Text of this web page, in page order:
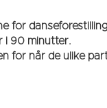
for
i 90 minutter.
for når de ulike